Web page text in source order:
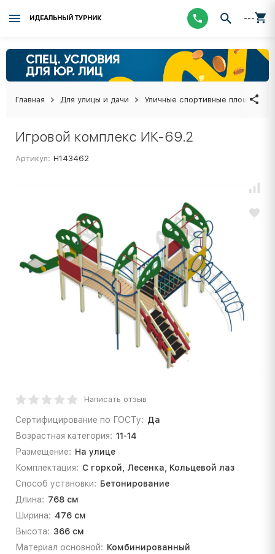
ИДЕАЛЬНЫЙ ТУРНИК ---
Главная Для улицы и дачи Уличные спортивные площадки
Игровой комплекс ИК-69.2
Артикул: Н143462
Написать отзыв
Сертифицирование по ГОСТу: Да
Возрастная категория: 11-14
Размещение: На улице
Комплектация: С горкой, Лесенка, Кольцевой лаз
Способ установки: Бетонирование
Длина: 768 см
Ширина: 476 см
Высота: 366 см
Материал основной: Комбинированный